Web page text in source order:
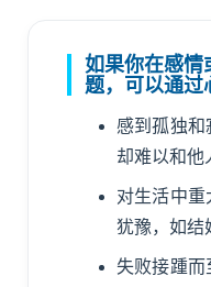
如果你在感情
题，可以通过
感到孤独和
却难以和他
对生活中重
犹豫，如结
失败接踵而